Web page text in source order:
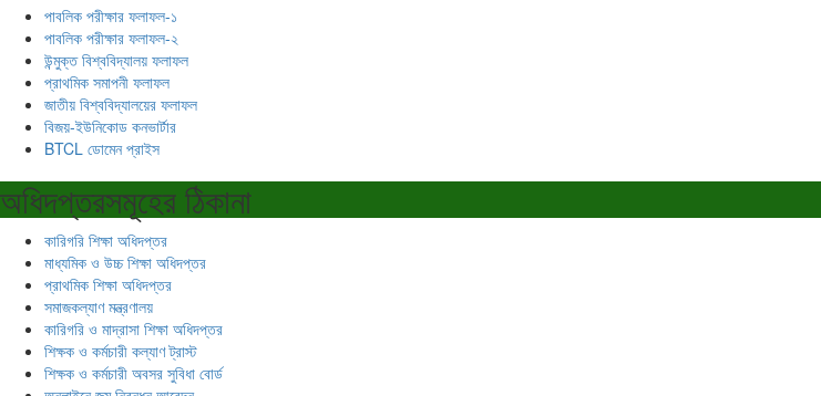
পাবলিক পরীক্ষার ফলাফল-১
পাবলিক পরীক্ষার ফলাফল-২
উন্মুক্ত বিশ্ববিদ্যালয় ফলাফল
প্রাথমিক সমাপনী ফলাফল
জাতীয় বিশ্ববিদ্যালয়ের ফলাফল
বিজয়-ইউনিকোড কনভার্টার
BTCL ডোমেন প্রাইস
অধিদপ্তরসমূহের ঠিকানা
কারিগরি শিক্ষা অধিদপ্তর
মাধ্যমিক ও উচ্চ শিক্ষা অধিদপ্তর
প্রাথমিক শিক্ষা অধিদপ্তর
সমাজকল্যাণ মন্ত্রণালয়
কারিগরি ও মাদ্রাসা শিক্ষা অধিদপ্তর
শিক্ষক ও কর্মচারী কল্যাণ ট্রাস্ট
শিক্ষক ও কর্মচারী অবসর সুবিধা বোর্ড